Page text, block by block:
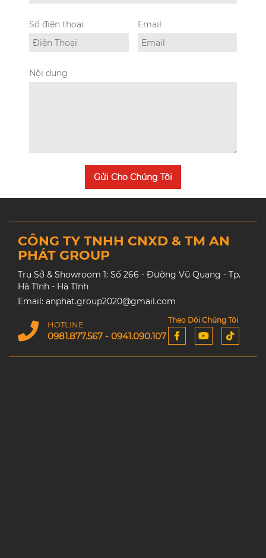
Số điện thoại Email
Nội dung
Gửi Cho Chúng Tôi
CÔNG TY TNHH CNXD & TM AN
PHÁT GROUP
Trụ Sở & Showroom 1: Số 266 - Đường Vũ Quang - Tp.
Hà Tĩnh - Hà Tĩnh
Email: anphat.group2020@gmail.com
HOTLINE
0981.877.567 - 0941.090.107
Theo Dõi Chúng Tôi